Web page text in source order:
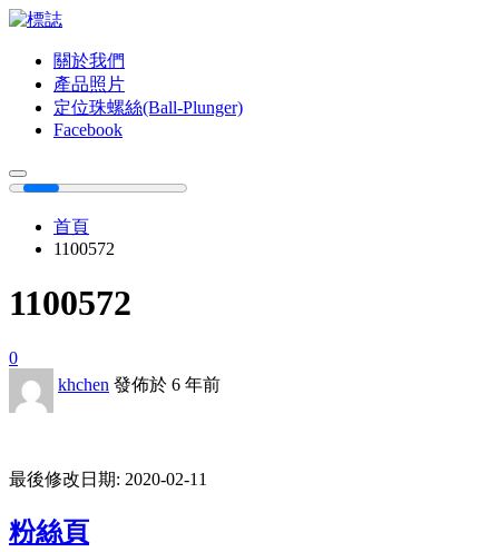
關於我們
產品照片
定位珠螺絲(Ball-Plunger)
Facebook
首頁
1100572
1100572
0
khchen 發佈於 6 年前
最後修改日期: 2020-02-11
粉絲頁